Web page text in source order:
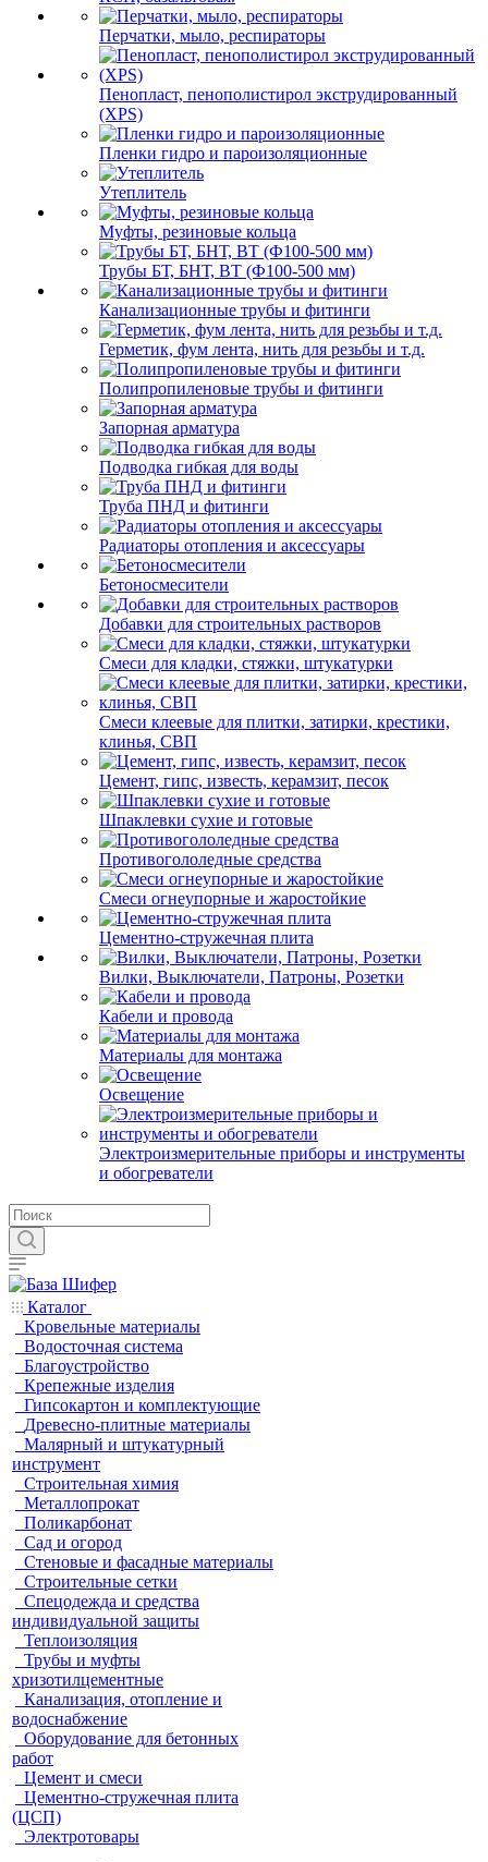
Перчатки, мыло, респираторы
Пенопласт, пенополистирол экструдированный
(XPS)
Пленки гидро и пароизоляционные
Утеплитель
Муфты, резиновые кольца
Трубы БТ, БНТ, ВТ (Ф100-500 мм)
Канализационные трубы и фитинги
Герметик, фум лента, нить для резьбы и т.д.
Полипропиленовые трубы и фитинги
Запорная арматура
Подводка гибкая для воды
Труба ПНД и фитинги
Радиаторы отопления и аксессуары
Бетоносмесители
Добавки для строительных растворов
Смеси для кладки, стяжки, штукатурки
Смеси клеевые для плитки, затирки, крестики,
клинья, СВП
Цемент, гипс, известь, керамзит, песок
Шпаклевки сухие и готовые
Противогололедные средства
Смеси огнеупорные и жаростойкие
Цементно-стружечная плита
Вилки, Выключатели, Патроны, Розетки
Кабели и провода
Материалы для монтажа
Освещение
Электроизмерительные приборы и инструменты
и обогреватели
Каталог
Кровельные материалы
Водосточная система
Благоустройство
Крепежные изделия
Гипсокартон и комплектующие
Древесно-плитные материалы
Малярный и штукатурный
инструмент
Строительная химия
Металлопрокат
Поликарбонат
Сад и огород
Стеновые и фасадные материалы
Строительные сетки
Спецодежда и средства
индивидуальной защиты
Теплоизоляция
Трубы и муфты
хризотилцементные
Канализация, отопление и
водоснабжение
Оборудование для бетонных
работ
Цемент и смеси
Цементно-стружечная плита
(ЦСП)
Электротовары